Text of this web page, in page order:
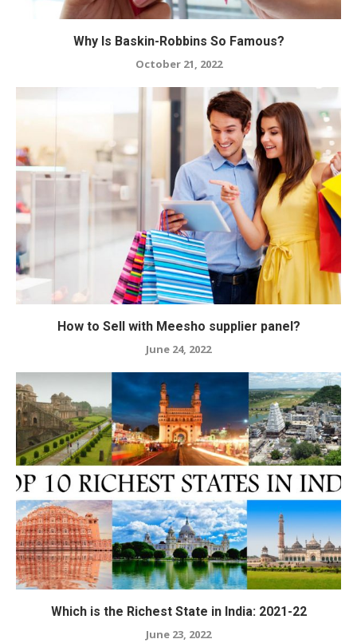
Why Is Baskin-Robbins So Famous?
October 21, 2022
How to Sell with Meesho supplier panel?
June 24, 2022
Which is the Richest State in India: 2021-22
June 23, 2022